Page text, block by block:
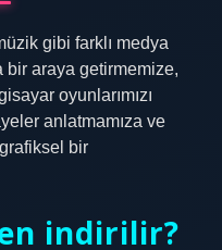
gibi farklı medya
bir araya getirmemize,
oyunlarımızı
anlatmamıza ve
bir
indirilir?